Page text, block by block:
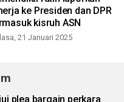
ke Presiden dan DPR
kisruh ASN
21 Januari 2025
plea bargain perkara